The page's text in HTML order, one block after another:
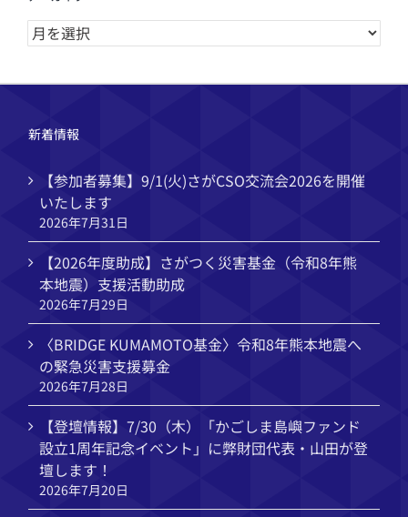
ア
ー
新着情報
【参加者募集】9/1(火)さがCSO交流会2026を開催
いたします
2026年7月31日
【2026年度助成】さがつく災害基金（令和8年熊
本地震）支援活動助成
2026年7月29日
〈BRIDGE KUMAMOTO基金〉令和8年熊本地震へ
の緊急災害支援募金
2026年7月28日
【登壇情報】7/30（木）「かごしま島嶼ファンド
設立1周年記念イベント」に弊財団代表・山田が登
壇します！
2026年7月20日